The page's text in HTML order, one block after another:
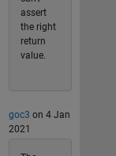
assert
the right
return
value.
goc3 on 4 Jan
2021